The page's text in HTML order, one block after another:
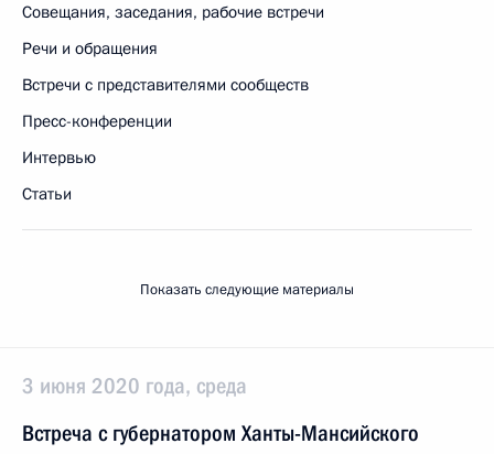
Совещания, заседания, рабочие встречи
Речи и обращения
Встречи с представителями сообществ
Пресс-конференции
Интервью
Статьи
Показать следующие материалы
3 июня 2020 года, среда
Встреча с губернатором Ханты-Мансийского